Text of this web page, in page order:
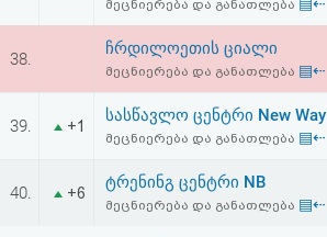
მეცნიერება და განათლება
38.
ჩრდილოეთის ციალი
მეცნიერება და განათლება ▤⇠
39. +1
სასწავლო ცენტრი New Way
მეცნიერება და განათლება ▤⇠
40. +6
ტრენინგ ცენტრი NB
მეცნიერება და განათლება ▤⇠